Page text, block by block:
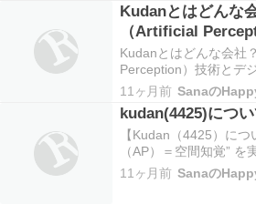
Kudanとはどんな
（Artificial
ツイン戦略をわか
Kudanとはどんな会社
Perception）技術とデ
すく解説 Kudanとはど
覚（Artificial
企業です。 Kudanの
11ヶ月前 Sanaの
kudan(4425)につ
【Kudan（4425）に
（AP）＝空間知覚”
― 技術、実用化、パー
Kudan公表資料だけ
11ヶ月前 Sanaの